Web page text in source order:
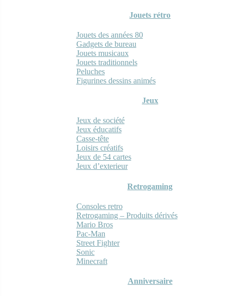
Jouets rétro
Jouets des années 80
Gadgets de bureau
Jouets musicaux
Jouets traditionnels
Peluches
Figurines dessins animés
Jeux
Jeux de société
Jeux éducatifs
Casse-tête
Loisirs créatifs
Jeux de 54 cartes
Jeux d’exterieur
Retrogaming
Consoles retro
Retrogaming – Produits dérivés
Mario Bros
Pac-Man
Street Fighter
Sonic
Minecraft
Anniversaire